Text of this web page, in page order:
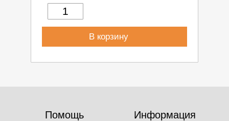
В корзину
Помощь Информация